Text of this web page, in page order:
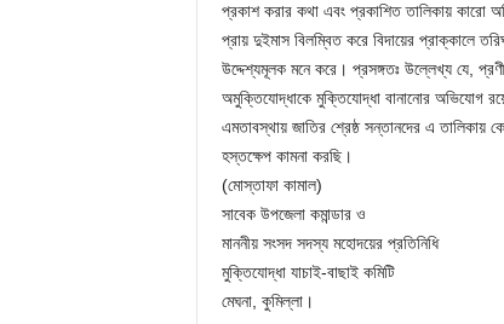
প্রকাশ করার কথা এবং প্রকাশিত তালিকায় কারো
প্রায় দুইমাস বিলম্বিত করে বিদায়ের প্রাক্কালে
উদ্দেশ্যমূলক মনে করে। প্রসঙ্গতঃ উল্লেখ্য যে,
অমুক্তিযোদ্ধাকে মুক্তিযোদ্ধা বানানোর অভিযোগ
এমতাবস্থায় জাতির শ্রেষ্ঠ সন্তানদের এ
হস্তক্ষেপ কামনা করছি।
(মোস্তাফা কামাল)
সাবেক উপজেলা কমান্ডার ও
মাননীয় সংসদ সদস্য মহোদয়ের প্রতিনিধি
মুক্তিযোদ্ধা যাচাই-বাছাই কমিটি
মেঘনা, কুমিল্লা।